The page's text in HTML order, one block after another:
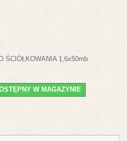
ŚCIÓŁKOWANIA 1,6x50mb
W MAGAZYNIE